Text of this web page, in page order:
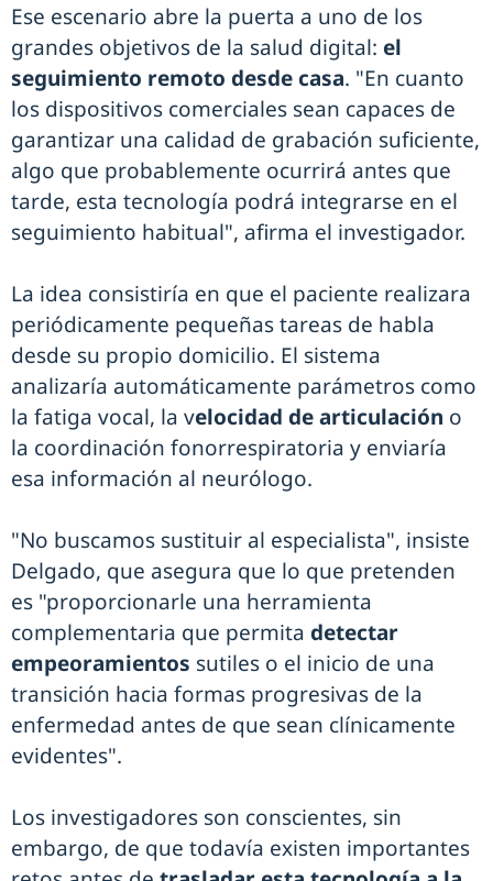
Ese escenario abre la puerta a uno de los
grandes objetivos de la salud digital: el
seguimiento remoto desde casa. "En cuanto
los dispositivos comerciales sean capaces de
garantizar una calidad de grabación suficiente,
algo que probablemente ocurrirá antes que
tarde, esta tecnología podrá integrarse en el
seguimiento habitual", afirma el investigador.
La idea consistiría en que el paciente realizara
periódicamente pequeñas tareas de habla
desde su propio domicilio. El sistema
analizaría automáticamente parámetros como
la fatiga vocal, la velocidad de articulación o
la coordinación fonorrespiratoria y enviaría
esa información al neurólogo.
"No buscamos sustituir al especialista", insiste
Delgado, que asegura que lo que pretenden
es "proporcionarle una herramienta
complementaria que permita detectar
empeoramientos sutiles o el inicio de una
transición hacia formas progresivas de la
enfermedad antes de que sean clínicamente
evidentes".
Los investigadores son conscientes, sin
embargo, de que todavía existen importantes